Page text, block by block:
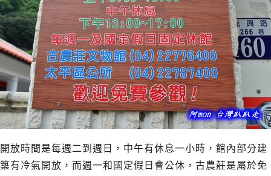
開放時間是每週二到週日，中午有休息一小時，館內部分建
築有冷氣開放，而週一和國定假日會公休，古農莊是屬於免